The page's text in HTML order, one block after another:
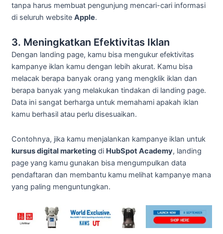
tanpa harus membuat pengunjung mencari-cari informasi
di seluruh website Apple.
3. Meningkatkan Efektivitas Iklan
Dengan landing page, kamu bisa mengukur efektivitas
kampanye iklan kamu dengan lebih akurat. Kamu bisa
melacak berapa banyak orang yang mengklik iklan dan
berapa banyak yang melakukan tindakan di landing page.
Data ini sangat berharga untuk memahami apakah iklan
kamu berhasil atau perlu disesuaikan.
Contohnya, jika kamu menjalankan kampanye iklan untuk
kursus digital marketingdi HubSpot Academy, landing
page yang kamu gunakan bisa mengumpulkan data
pendaftaran dan membantu kamu melihat kampanye mana
yang paling menguntungkan.